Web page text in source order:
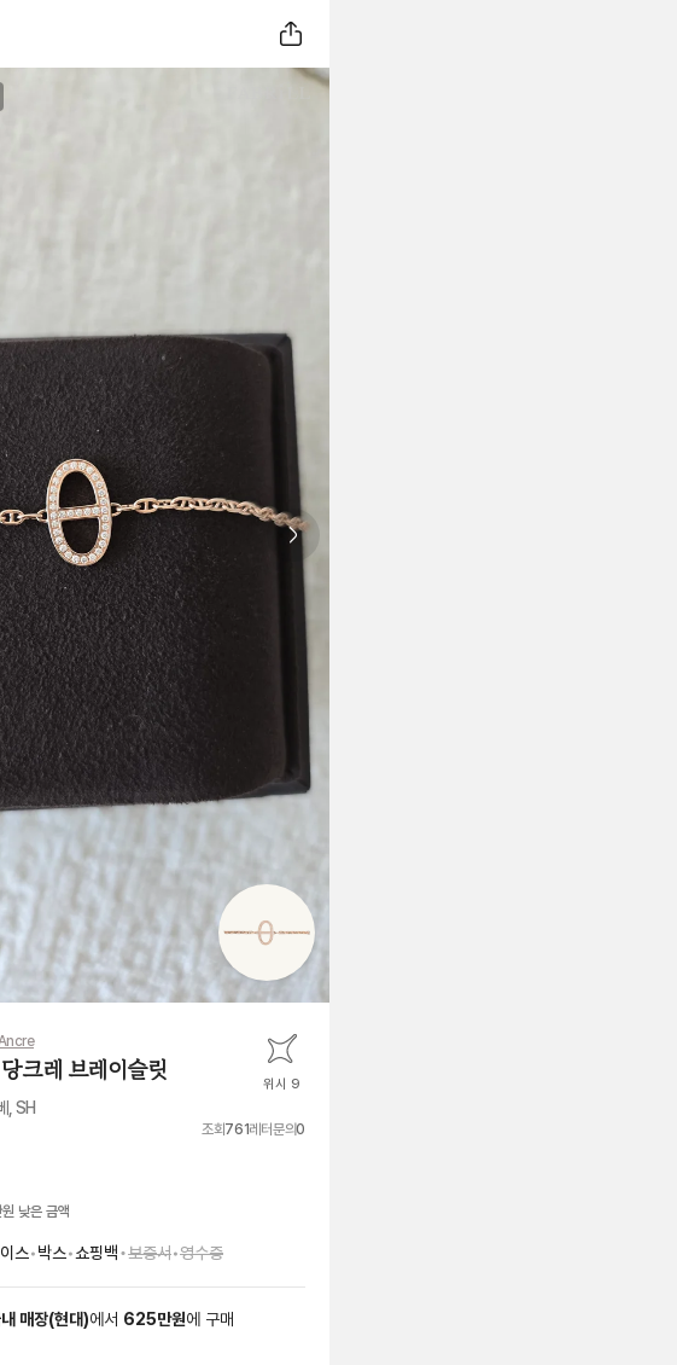
Next slide
크레 브레이슬릿 위시 9
, SH
조회761레터문의0
낮은 금액
스•박스•쇼핑백•보증서•영수증
매장(현대)에서 625만원에 구매